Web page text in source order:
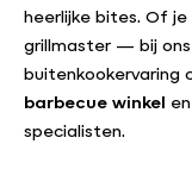
heerlijke bites. Of
grillmaster — bij ons
buitenkookervaring
barbecue winkel
specialisten.